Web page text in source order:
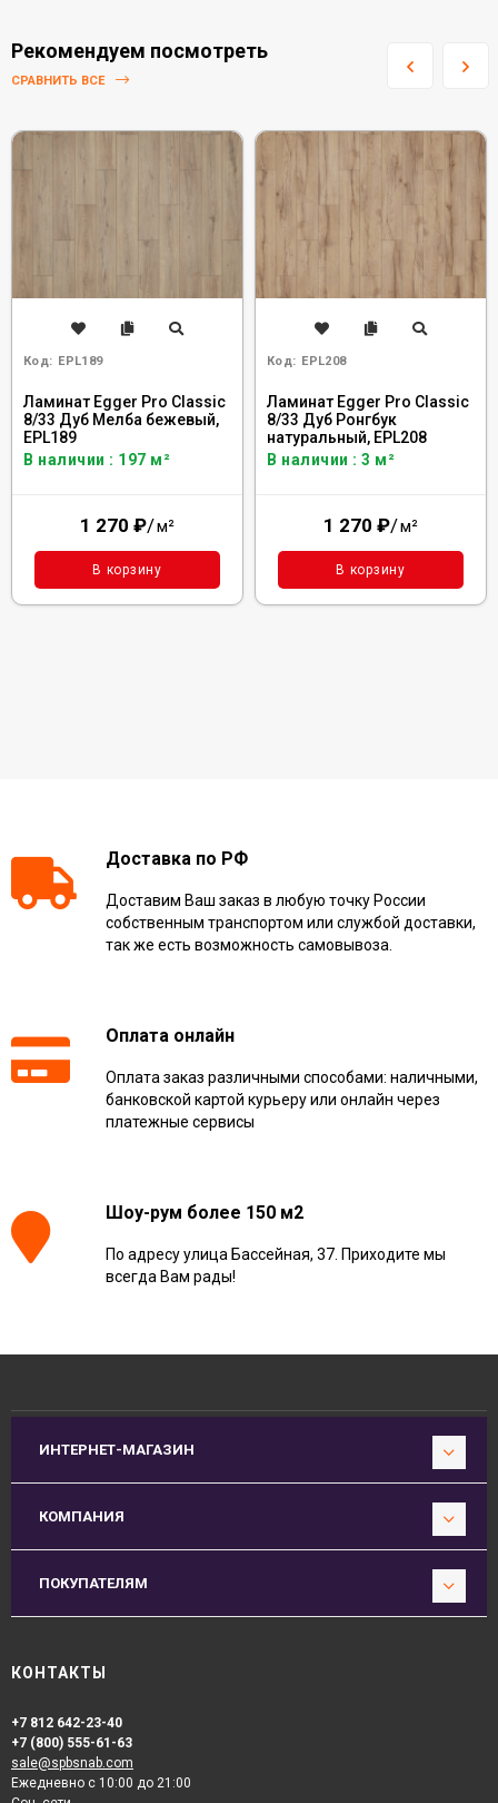
Рекомендуем посмотреть
СРАВНИТЬ ВСЕ
Код: EPL189
Ламинат Egger Pro Classic
8/33 Дуб Мелба бежевый,
EPL189
В наличии : 197 м²
1 270 ₽/м²
В корзину
Код: EPL208
Ламинат Egger Pro Classic
8/33 Дуб Ронгбук
натуральный, EPL208
В наличии : 3 м²
1 270 ₽/м²
В корзину
Доставка по РФ
Доставим Ваш заказ в любую точку России
собственным транспортом или службой доставки,
так же есть возможность самовывоза.
Оплата онлайн
Оплата заказ различными способами: наличными,
банковской картой курьеру или онлайн через
платежные сервисы
Шоу-рум более 150 м2
По адресу улица Бассейная, 37. Приходите мы
всегда Вам рады!
ИНТЕРНЕТ-МАГАЗИН
КОМПАНИЯ
ПОКУПАТЕЛЯМ
КОНТАКТЫ
+7 812 642-23-40
+7 (800) 555-61-63
sale@spbsnab.com
Ежедневно с 10:00 до 21:00